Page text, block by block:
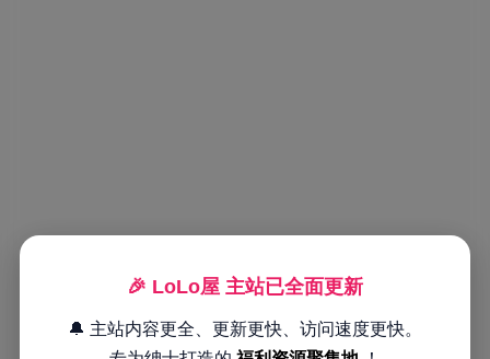
🎉 LoLo屋 主站已全面更新
🔔 主站内容更全、更新更快、访问速度更快。